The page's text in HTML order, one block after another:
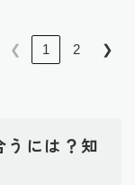
❮ 1 2 ❯
うには？知